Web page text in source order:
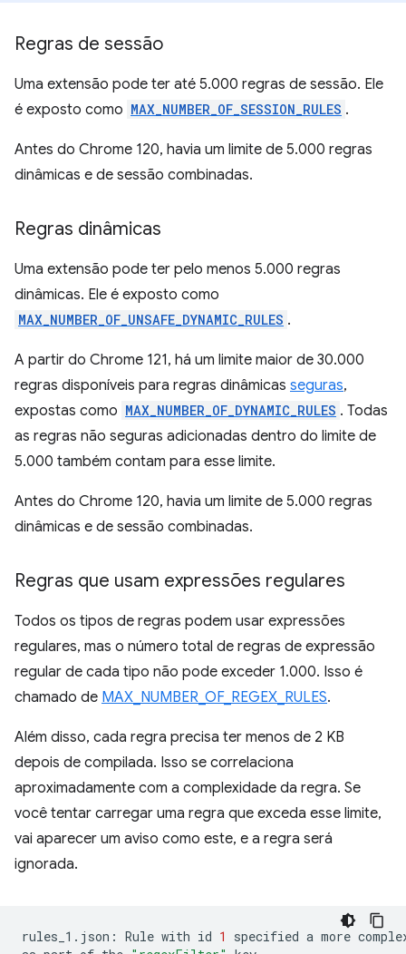
Regras de sessão
Uma extensão pode ter até 5.000 regras de sessão. Ele
é exposto como MAX_NUMBER_OF_SESSION_RULES .
Antes do Chrome 120, havia um limite de 5.000 regras
dinâmicas e de sessão combinadas.
Regras dinâmicas
Uma extensão pode ter pelo menos 5.000 regras
dinâmicas. Ele é exposto como
MAX_NUMBER_OF_UNSAFE_DYNAMIC_RULES .
A partir do Chrome 121, há um limite maior de 30.000
regras disponíveis para regras dinâmicas seguras,
expostas como MAX_NUMBER_OF_DYNAMIC_RULES . Todas
as regras não seguras adicionadas dentro do limite de
5.000 também contam para esse limite.
Antes do Chrome 120, havia um limite de 5.000 regras
dinâmicas e de sessão combinadas.
Regras que usam expressões regulares
Todos os tipos de regras podem usar expressões
regulares, mas o número total de regras de expressão
regular de cada tipo não pode exceder 1.000. Isso é
chamado de MAX_NUMBER_OF_REGEX_RULES.
Além disso, cada regra precisa ter menos de 2 KB
depois de compilada. Isso se correlaciona
aproximadamente com a complexidade da regra. Se
você tentar carregar uma regra que exceda esse limite,
vai aparecer um aviso como este, e a regra será
ignorada.
rules_1.json: Rule with id 1 specified a more